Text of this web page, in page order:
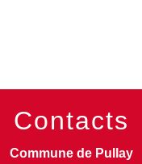
Contacts
Commune de Pullay